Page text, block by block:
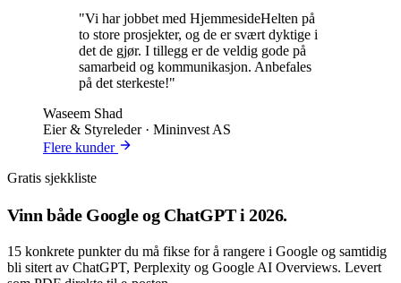
"Vi har jobbet med HjemmesideHelten på
to store prosjekter, og de er svært dyktige i
det de gjør. I tillegg er de veldig gode på
samarbeid og kommunikasjon. Anbefales
på det sterkeste!"
Waseem Shad
Eier & Styreleder · Mininvest AS
Flere kunder
Gratis sjekkliste
Vinn både Google og ChatGPTi 2026.
15 konkrete punkter du må fikse for å rangere i Google og samtidig
bli sitert av ChatGPT, Perplexity og Google AI Overviews. Levert